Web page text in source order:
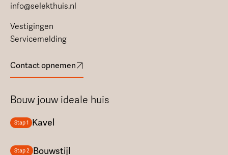
info@selekthuis.nl
Vestigingen
Servicemelding
Contact opnemen
Bouw jouw ideale huis
Stap 1 Kavel
Stap 2 Bouwstijl